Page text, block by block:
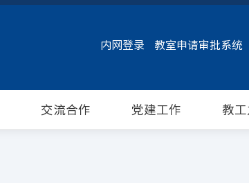
交流合作 党建工作 教
内网登录 教室申请审批系统